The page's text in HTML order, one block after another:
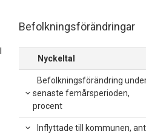
Befolkningsförändringar
Nyckeltal
Befolkningsförändring
senaste femårsperioden,
procent
Inflyttade till kommunen,